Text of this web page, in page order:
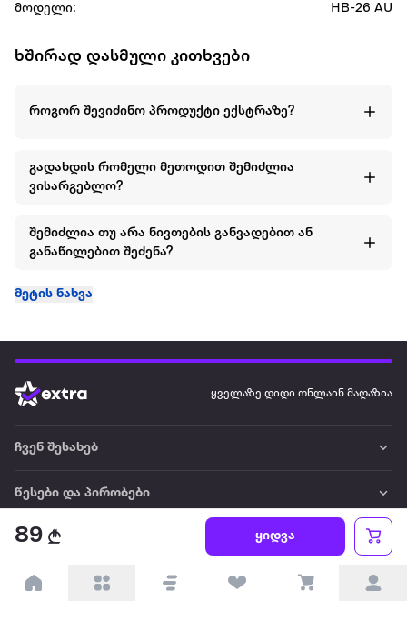
89 ყიდვა
მოდელი:
HB-26 AU
ხშირად დასმული კითხვები
როგორ შევიძინო პროდუქტი ექსტრაზე?
გადახდის რომელი მეთოდით შემიძლია
ვისარგებლო?
შემიძლია თუ არა ნივთების განვადებით ან
განაწილებით შეძენა?
მეტის ნახვა
ყველაზე დიდი ონლაინ მაღაზია
ჩვენ შესახებ
წესები და პირობები
პარტნიორებისთვის
ტრენდული